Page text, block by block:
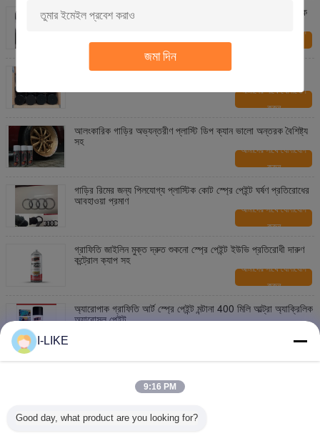
জমা দিন
গাড়ির জন্য কম ভিওসি ম্যাট পিলেবল রাবার স্প্রে পেইন্ট ওয়াটার ভিত্তিক
আমাদের সাথে যোগাযোগ
কাঠের জন্য Aeropak জল-ভিত্তিক রাবার স্প্রে পেইন্ট 400ml কার
আমাদের সাথে যোগাযোগ
করুন
আলংকারিক গাড়ির অভ্যন্তরীণ প্লাস্টি ডিপ ক্যান ভালো অন্তরক বৈশিষ্ট্য
সহ
আমাদের সাথে যোগাযোগ
করুন
গাড়ির রিমের জন্য পিলযোগ্য প্লাস্টিক কোট স্প্রে পেইন্ট ঘর্ষণ প্রতিরোধের
আবহাওয়া প্রমাণ
আমাদের সাথে যোগাযোগ
করুন
গ্রাফিতি জাইলিন মুক্ত দ্রুত শুকনো স্প্রে পেইন্ট ইউভি প্রতিরোধী দারুণ
কন্ট্রোল ক্যাপ সহ
আমাদের সাথে যোগাযোগ
করুন
অ্যারোপাক গ্রাফিতি আর্ট স্প্রে পেইন্ট মন্টানা 400 মিলি আল্ট্রা অ্যাক্রিলিক
অ্যারোসল পেইন্ট
Paint Multi Color ঐচ্ছিক
Aeropak 400ml গ্রাফিতি স্প্রে পেইন্ট হাই লাস্টার হাই কভারেজ
I-LIKE
9:16 PM
Good day, what product are you looking for?